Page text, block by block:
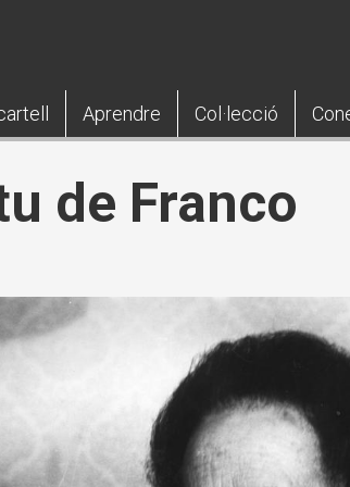
Aprendre Col·lecció
de Franco